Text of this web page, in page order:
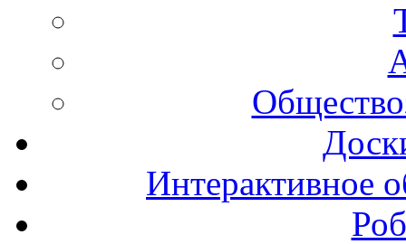
Интерактивное